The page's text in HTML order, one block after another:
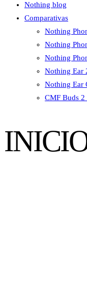
Nothing blog
Comparativas
Nothing
Nothing
Nothing
Nothing Ear
Nothing Ear
CMF Buds 2